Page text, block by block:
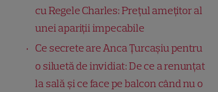
cu Regele Charles: Prețul amețitor al
unei apariții impecabile
Ce secrete are Anca Țurcașiu pentru
o siluetă de invidiat: De ce a renunțat
la sală și ce face pe balcon când nu o